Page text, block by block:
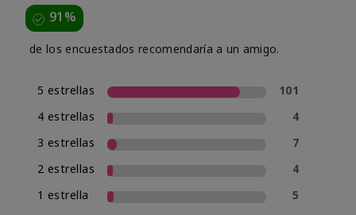
91%
de los encuestados recomendaría a un amigo.
5 estrellas
101
4 estrellas
4
3 estrellas
7
2 estrellas
4
1 estrella
5